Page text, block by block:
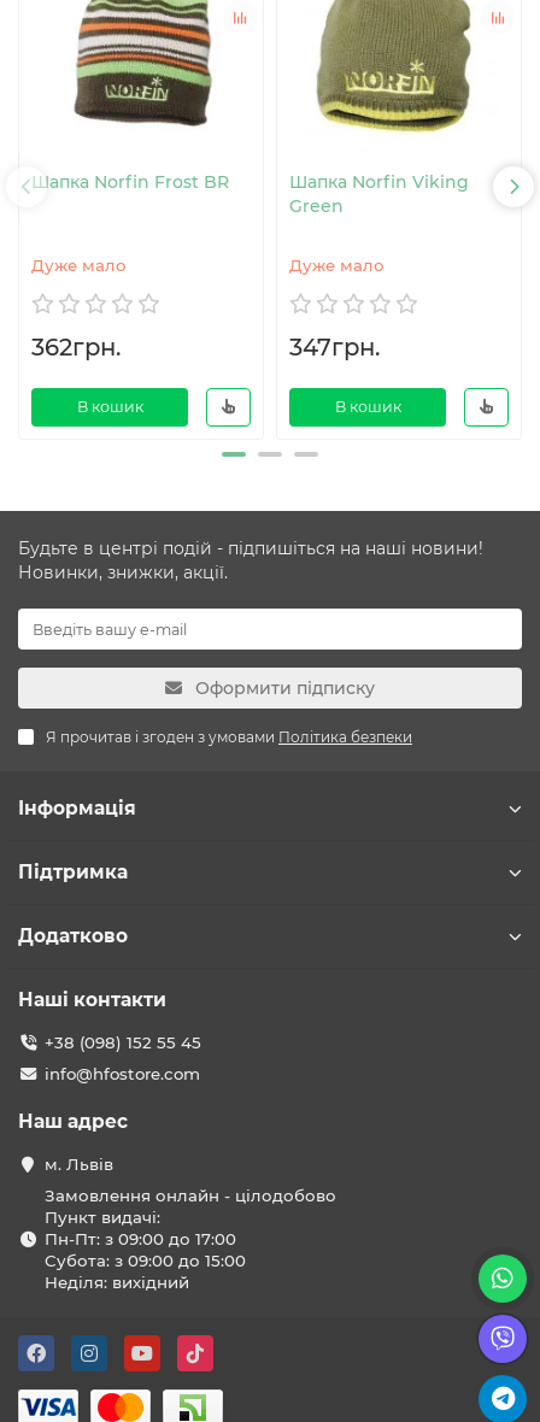
Шапка Norfin Frost BR
Дуже мало
362грн.
В кошик
Шапка Norfin Viking
Green
Дуже мало
347грн.
В кошик
Будьте в центрі подій - підпишіться на наші новини!
Новинки, знижки, акції.
Оформити підписку
Я прочитав і згоден з умовами Політика безпеки
Інформація
Підтримка
Додатково
Наші контакти
+38 (098) 152 55 45
info@hfostore.com
Наш адрес
м. Львів
Замовлення онлайн - цілодобово
Пункт видачі:
Пн-Пт: з 09:00 до 17:00
Субота: з 09:00 до 15:00
Неділя: вихідний